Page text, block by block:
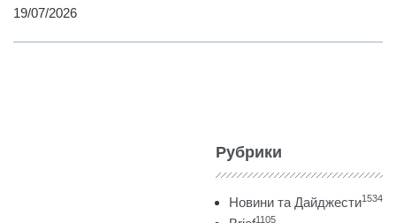
19/07/2026
Рубрики
Новини та Дайджести1534
1105